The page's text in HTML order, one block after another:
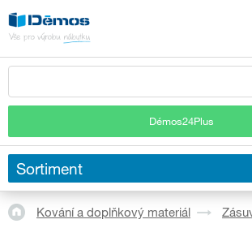
Démos24Plus
Sortiment
Kování a doplňkový materiál